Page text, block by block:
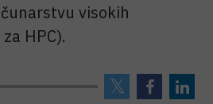
visokih
HPC).